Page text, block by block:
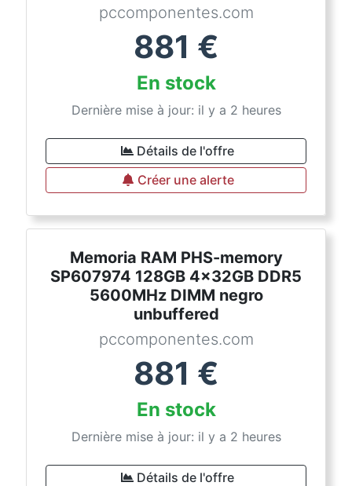
pccomponentes.com
881 €
En stock
Dernière mise à jour: il y a 2 heures
Détails de l'offre
Créer une alerte
Memoria RAM PHS-memory
SP607974 128GB 4x32GB DDR5
5600MHz DIMM negro
unbuffered
pccomponentes.com
881 €
En stock
Dernière mise à jour: il y a 2 heures
Détails de l'offre